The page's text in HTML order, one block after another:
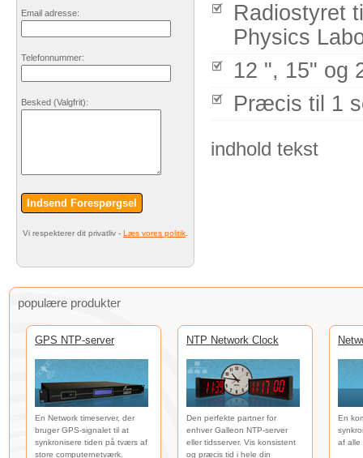
Radiostyret
Physics
12 ", 15" og
Præcis til 1
indhold tekst
Email adresse:
Telefonnummer:
Besked (Valgfrit):
Indsend Forespørgsel
Vi respekterer dit privatliv - Læs vores politik.
populære produkter
GPS NTP-server
En Network timeserver, der
bruger GPS-signalet til at
synkronisere tiden på tværs af
store computernetværk.
NTP Network Clock
Den perfekte partner for
enhver Galleon NTP-server
eller tidsserver. Vis konsistent
og præcis tid i hele din
En
af alle